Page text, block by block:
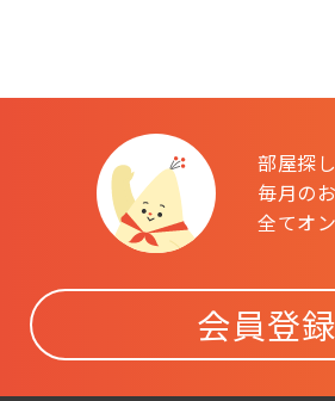
部屋探
毎月の
全てオ
会員登録